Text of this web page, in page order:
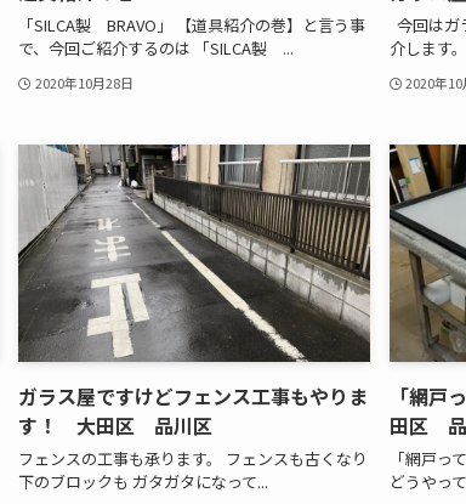
「SILCA製 BRAVO」 【道具紹介の巻】と言う事
で、今回ご紹介するのは 「SILCA製 ...
2020年10月28日
今回はガ
介します
2020年
ガラス屋ですけどフェンス工事もやりま
す！ 大田区 品川区
フェンスの工事も承ります。 フェンスも古くなり
下のブロックも ガタガタになって...
「網戸
田区
「網戸っ
どうやっ